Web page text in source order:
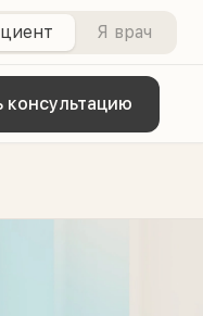
Я врач
консультацию